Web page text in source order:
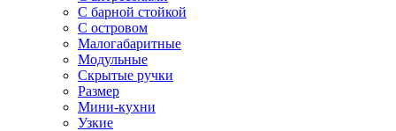
С барной стойкой
С островом
Малогабаритные
Модульные
Скрытые ручки
Размер
Мини-кухни
Узкие